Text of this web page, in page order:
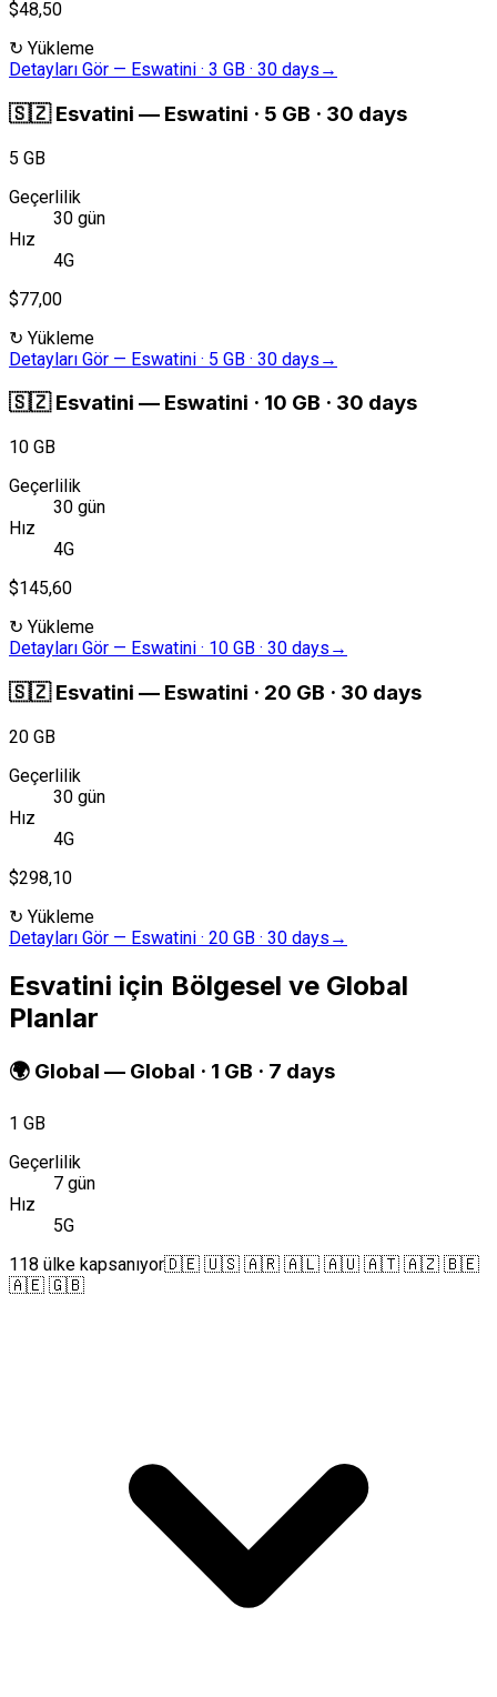
$48,50
↻ Yükleme
Detayları Gör — Eswatini · 3 GB · 30 days →
🇸🇿 Esvatini — Eswatini · 5 GB · 30 days
5 GB
Geçerlilik
30 gün
Hız
4G
$77,00
↻ Yükleme
Detayları Gör — Eswatini · 5 GB · 30 days →
🇸🇿 Esvatini — Eswatini · 10 GB · 30 days
10 GB
Geçerlilik
30 gün
Hız
4G
$145,60
↻ Yükleme
Detayları Gör — Eswatini · 10 GB · 30 days →
🇸🇿 Esvatini — Eswatini · 20 GB · 30 days
20 GB
Geçerlilik
30 gün
Hız
4G
$298,10
↻ Yükleme
Detayları Gör — Eswatini · 20 GB · 30 days →
Esvatini için Bölgesel ve Global
Planlar
🌍 Global — Global · 1 GB · 7 days
1 GB
Geçerlilik
7 gün
Hız
5G
118 ülke kapsanıyor🇩🇪 🇺🇸 🇦🇷 🇦🇱 🇦🇺 🇦🇹 🇦🇿 🇧🇪
🇦🇪 🇬🇧